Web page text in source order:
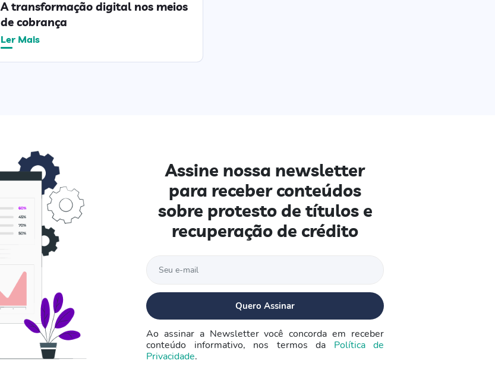
A transformação digital nos meios
de cobrança
Ler Mais
Assine nossa newsletter
para receber conteúdos
sobre protesto de títulos e
recuperação de crédito
Ao assinar a Newsletter você concorda em receber
conteúdo informativo, nos termos da Política de
Privacidade.